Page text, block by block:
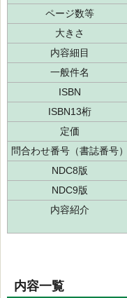
ページ数等
大きさ
内容細目
一般件名
ISBN
ISBN13桁
定価
問合わせ番号（書誌番号）
NDC8版
NDC9版
内容紹介
内容一覧